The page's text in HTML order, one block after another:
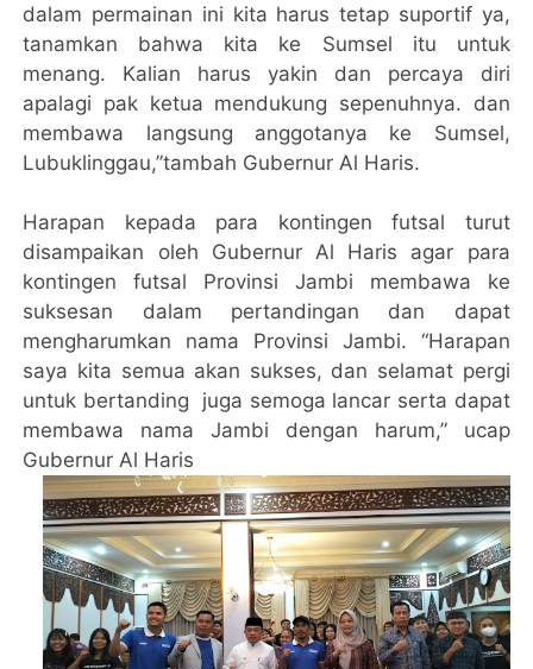
dalam permainan ini kita harus tetap suportif ya,
tanamkan bahwa kita ke Sumsel itu untuk
menang. Kalian harus yakin dan percaya diri
apalagi pak ketua mendukung sepenuhnya. dan
membawa langsung anggotanya ke Sumsel,
Lubuklinggau,”tambah Gubernur Al Haris.
Harapan kepada para kontingen futsal turut
disampaikan oleh Gubernur Al Haris agar para
kontingen futsal Provinsi Jambi membawa ke
suksesan dalam pertandingan dan dapat
mengharumkan nama Provinsi Jambi. “Harapan
saya kita semua akan sukses, dan selamat pergi
untuk bertanding juga semoga lancar serta dapat
membawa nama Jambi dengan harum,” ucap
Gubernur Al Haris